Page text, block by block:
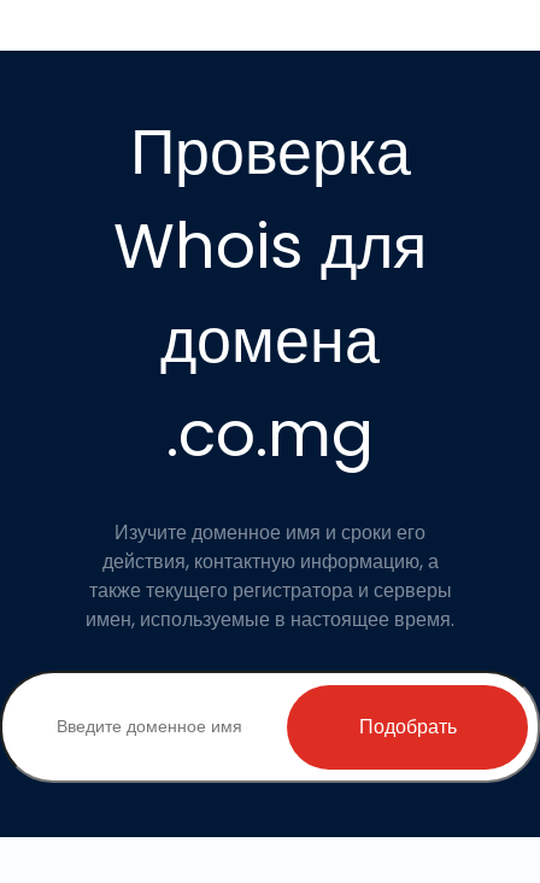
Проверка
Whois для
домена
.co.mg
Изучите доменное имя и сроки его
действия, контактную информацию, а
также текущего регистратора и серверы
имен, используемые в настоящее время.
Подобрать